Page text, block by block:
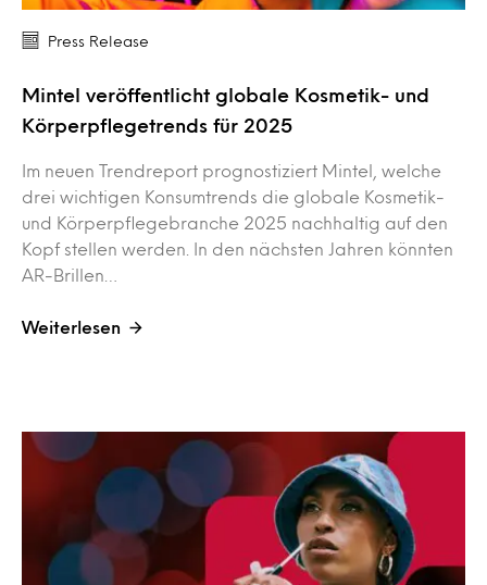
Press Release
Mintel veröffentlicht globale Kosmetik- und
Körperpflegetrends für 2025
Im neuen Trendreport prognostiziert Mintel, welche
drei wichtigen Konsumtrends die globale Kosmetik-
und Körperpflegebranche 2025 nachhaltig auf den
Kopf stellen werden. In den nächsten Jahren könnten
AR-Brillen…
Weiterlesen